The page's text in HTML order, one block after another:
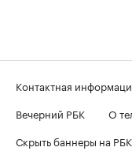
Контактная
Вечерний РБК
О
Скрыть баннеры на РБК